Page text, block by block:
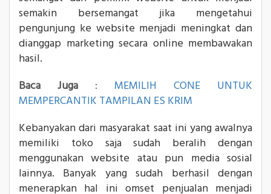
semakin bersemangat jika mengetahui
pengunjung ke website menjadi meningkat dan
dianggap marketing secara online membawakan
hasil.
Baca Juga : MEMILIH CONE UNTUK
MEMPERCANTIK TAMPILAN ES KRIM
Kebanyakan dari masyarakat saat ini yang awalnya
memiliki toko saja sudah beralih dengan
menggunakan website atau pun media sosial
lainnya. Banyak yang sudah berhasil dengan
menerapkan hal ini omset penjualan menjadi